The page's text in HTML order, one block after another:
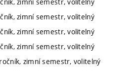
zimní semestr, volitelný
zimní semestr, volitelný
zimní semestr, volitelný
zimní semestr, volitelný